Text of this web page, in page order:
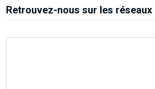
Retrouvez-nous sur les réseaux